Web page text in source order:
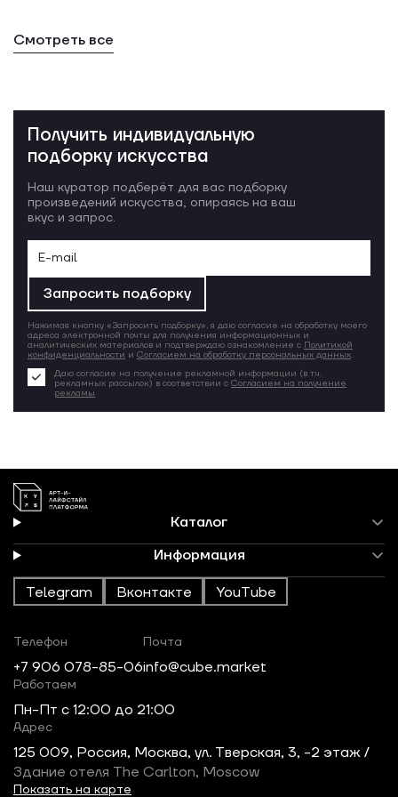
Смотреть все
Получить индивидуальную
подборку искусства
Наш куратор подберёт для вас подборку
произведений искусства, опираясь на ваш
вкус и запрос.
Запросить подборку
Нажимая кнопку «Запросить подборку», я даю согласие на обработку моего
адреса электронной почты для получения информационных и
аналитических материалов и подтверждаю ознакомление с Политикой
конфиденциальности и Согласием на обработку персональных данных.
Даю согласие на получение рекламной информации (в т.ч.
рекламных рассылок) в соответствии с Согласием на получение
рекламы
Каталог
Информация
Telegram Вконтакте YouTube
Телефон
+7 906 078-85-06
Почта
info@cube.market
Работаем
Пн-Пт c 12:00 до 21:00
Адрес
125 009, Россия, Москва, ул. Тверская, 3, -2 этаж /
Здание отеля The Carlton, Moscow
Показать на карте